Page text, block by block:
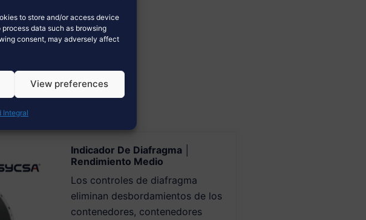
to store and/or access device
data such as browsing
consent, may adversely affect
View preferences
Integral
Indicador De Diafragma │
Rendimiento Medio
Los controles de diafragma
eliminan desbordamientos de los
contenedores, contenedores